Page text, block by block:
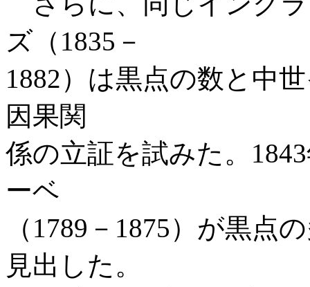
ズ（1835－
1882）は黒点の数と中
因果関
係の立証を試みた。
ーベ
（1789－1875）が黒点
見出した。